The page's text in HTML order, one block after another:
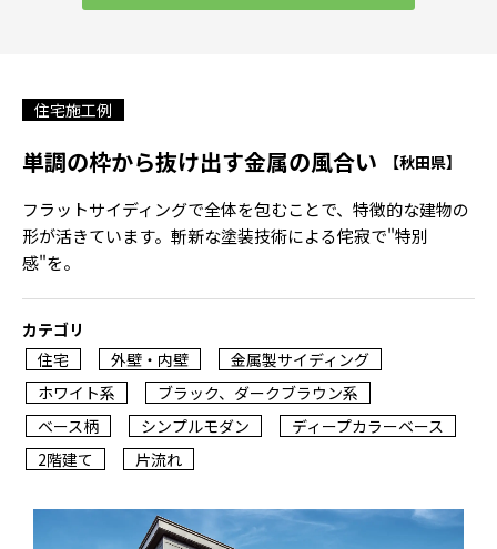
住宅施工例
単調の枠から抜け出す金属の風合い 【秋田県】
フラットサイディングで全体を包むことで、特徴的な建物の
形が活きています。斬新な塗装技術による侘寂で"特別
感"を。
カテゴリ
住宅
外壁・内壁
金属製サイディング
ホワイト系
ブラック、ダークブラウン系
ベース柄
シンプルモダン
ディープカラーベース
2階建て
片流れ